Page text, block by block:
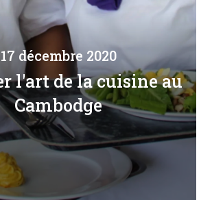
17 décembre 2020
l'art de la cuisine au
Cambodge